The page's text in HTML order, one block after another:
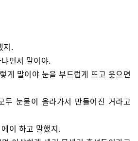
지.
면서 말이야.
게 말이야 눈을 부드럽게 뜨고 웃으면
두 눈물이 올라가서 만들어진 거라고
이 하고 말했지.